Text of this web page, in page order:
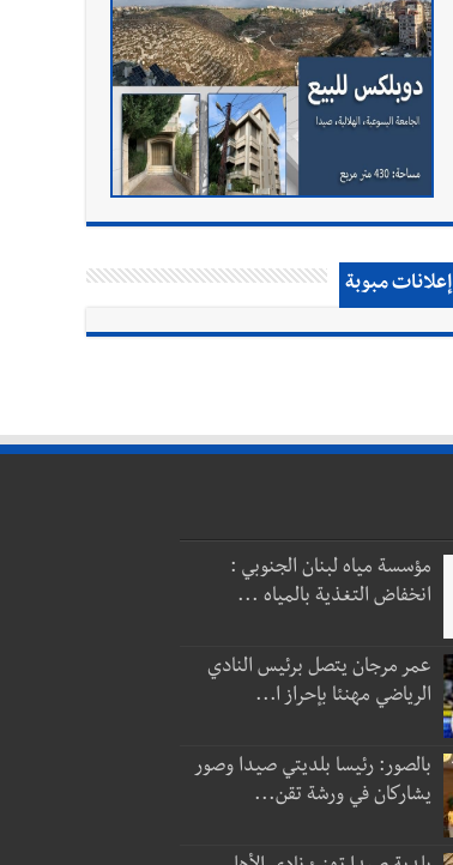
إعلانات مبوبة
مؤسسة مياه لبنان الجنوبي :
انخفاض التغذية بالمياه ...
عمر مرجان يتصل برئيس النادي
الرياضي مهنئا بإحراز ا...
بالصور: رئيسا بلديتي صيدا وصور
يشاركان في ورشة تقن...